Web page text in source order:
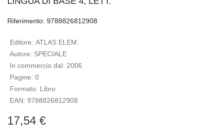
Riferimento: 9788826812908
Editore: ATLAS ELEM.
Autore: SPECIALE
In commercio dal: 2006
Pagine: 0
Formato: Libro
EAN: 9788826812908
17,54 €